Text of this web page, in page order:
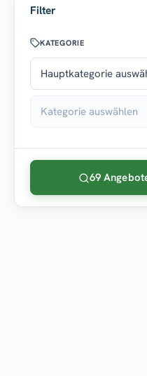
Filter
KATEGORIE
Hauptkategorie
Kategorie auswählen
69